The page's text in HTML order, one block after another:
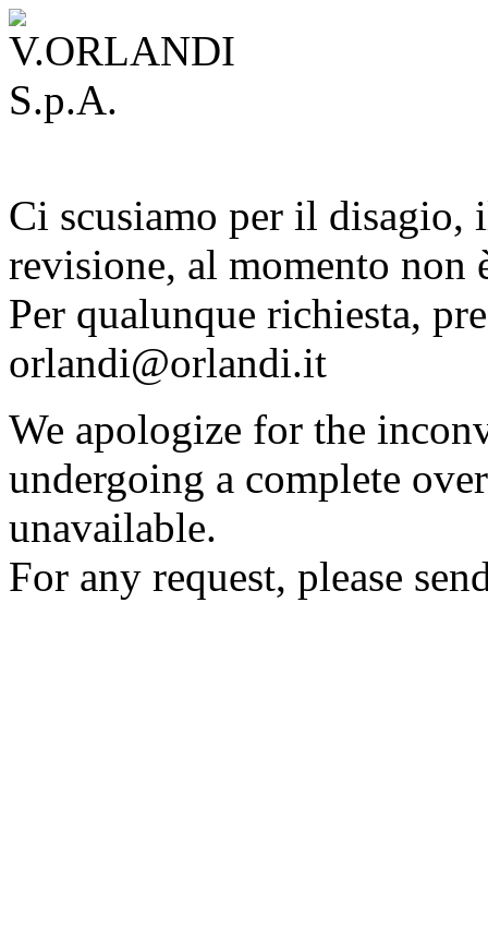
Ci scusiamo per il disagio,
revisione, al momento non
Per qualunque richiesta,
orlandi@orlandi.it
We apologize for the
undergoing a complete
unavailable.
For any request, please